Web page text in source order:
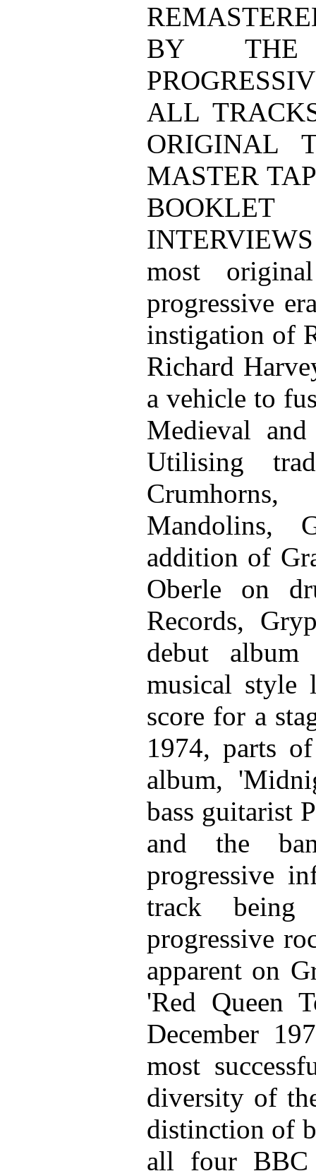
BY THE
ALL
ORIGINAL
MASTER
BOOKLET
most
progressive
instigation of
Richard
a vehicle to
Medieval and
Utilising
Mandolins,
addition of
Oberle on
Records,
debut
musical style
score for a
1974, parts
album,
bass guitarist
and the
progressive
track
progressive
apparent on
'Red Queen
December
most
diversity of
distinction of
all four BBC